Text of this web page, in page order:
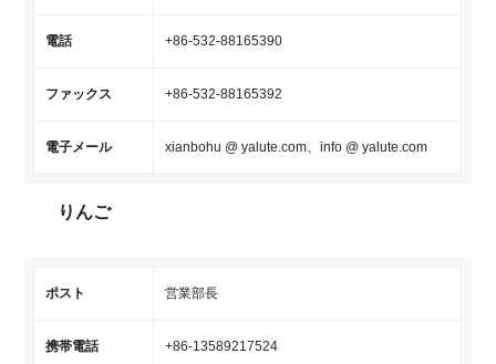
電話 +86-532-88165390
ファックス +86-532-88165392
電子メール xianbohu @ yalute.com、info @ yalute.com
りんご
ポスト 営業部長
携帯電話 +86-13589217524